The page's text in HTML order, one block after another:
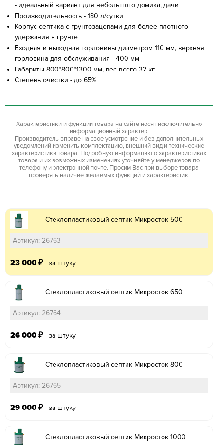
- идеальный вариант для небольшого домика, дачи
Производительность - 180 л/сутки
Корпус септика с грунтозацепами для более плотного
удержания в грунте
Входная и выходная горловины диаметром 110 мм, верхняя
горловина для обслуживания - 400 мм
Габариты 800*800*1300 мм, вес всего 32 кг
Степень очистки - до 65%
Характеристики и функции товара на сайте носят исключительно
информационный характер.
Производитель вправе на свое усмотрение и без дополнительных
уведомлений изменить комплектацию, внешний вид и технические
характеристики товара. Подробную информацию о характеристиках
товара и их возможных изменениях уточняйте у менеджеров по
телефону и электронной почте. Просим Вас при выборе товара
проверять наличие желаемых функций и характеристик.
Стеклопластиковый септик Микросток 500
Артикул: 26763
23 000 ₽ за штуку
Стеклопластиковый септик Микросток 650
Артикул: 26764
26 000 ₽ за штуку
Стеклопластиковый септик Микросток 800
Артикул: 26765
29 000 ₽ за штуку
Стеклопластиковый септик Микросток 1000